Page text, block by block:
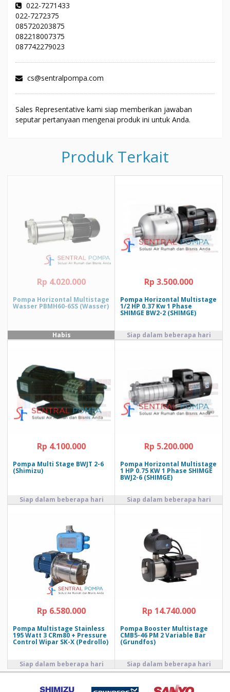
022-7271433
022-7272375
085720203875
082218007375
087742279023
cs@sentralpompa.com
Sales Representative kami siap memberikan jawaban
seputar pertanyaan mengenai produk ini untuk Anda.
Produk Terkait
Rp 4.020.000
Pompa Horizontal Multistage
Wasser PBMH60-6SS (Wasser)
Rp 3.500.000
Pompa Horizontal Multistage
1/2 HP 0.37 Kw 1 Phase
SHIMGE BW2-2 (SHIMGE)
Rp 4.100.000
Pompa Multi Stage BWJT 2-6
(Shimizu)
Rp 5.200.000
Pompa Horizontal Multistage
1 HP 0.75 KW 1 Phase SHIMGE
BWJ2-6 (SHIMGE)
Rp 6.580.000
Pompa Multistage Stainless
195 Watt 3 CRm80 + Pressure
Control Wipar SK-X (Pedrollo)
Rp 14.740.000
Pompa Booster Multistage
CMB5-46 PM 2 Variable Bar
(Grundfos)